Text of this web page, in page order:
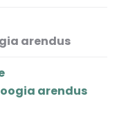
arendus
arendus